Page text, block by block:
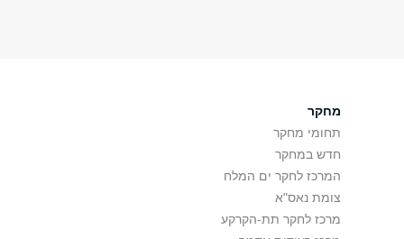
מחקר
תחומי מחקר
חדש במחקר
המרכז לחקר ים המלח
צומת נאס"א
מרכז לחקר תת-הקרקע